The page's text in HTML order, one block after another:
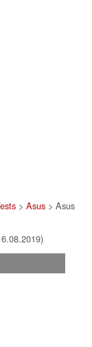
> Asus> Asus